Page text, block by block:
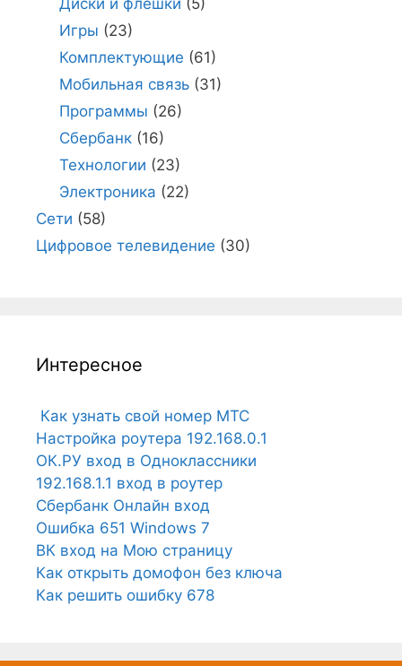
Игры (23)
Комплектующие (61)
Мобильная связь(31)
Программы (26)
Сбербанк(16)
Технологии (23)
Электроника (22)
Сети (58)
Цифровое телевидение (30)
Интересное
Как узнать свой номер МТС
Настройка роутера 192.168.0.1
ОК.РУ вход в Одноклассники
192.168.1.1 вход в роутер
Сбербанк Онлайн вход
Ошибка 651 Windows 7
ВК вход на Мою страницу
Как открыть домофон без ключа
Как решить ошибку 678